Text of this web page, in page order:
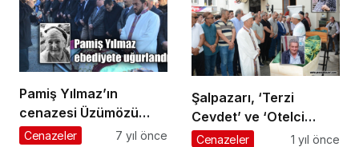
Pamiş Yılmaz’ın
cenazesi Üzümözü
Mahallesi’nde toprağa
Cenazeler 7 yıl önce
Şalpazarı, ‘Terzi
Cevdet’ ve ‘Otelci
Tahsin’i kaybetti
Cenazeler 1 yıl önce